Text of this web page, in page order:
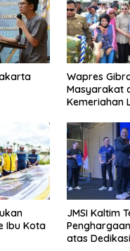
Wapres
Masyarakat
Kemeriahan
Ibu Kota
JMSI Kaltim
atas